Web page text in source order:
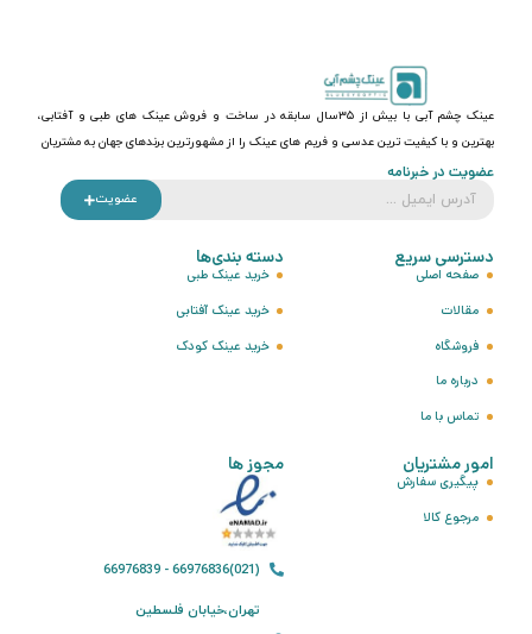
عینک چشم آبی با بیش از ۳۵سال سابقه در ساخت و فروش عینک های طبی و آفتابی،
بهترین و با کیفیت ترین عدسی و فریم های عینک را از مشهورترین برندهای جهان به مشتریان
عضویت در خبرنامه
عضویت
دسترسی سریع
صفحه اصلی
مقالات
فروشگاه
درباره ما
تماس با ما
دسته بندی‌ها
خرید عینک طبی
خرید عینک آفتابی
خرید عینک کودک
امور مشتریان
پیگیری سفارش
مرجوع کالا
مجوز ها
(021)66976836 - 66976839
تهران،خیابان فلسطین